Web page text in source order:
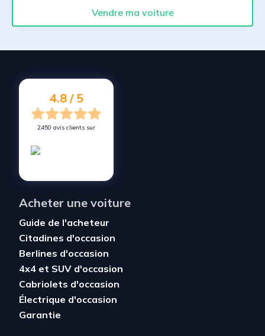
Vendre ma voiture
4.8 / 5
2450 avis clients sur
Acheter une voiture
Guide de l'acheteur
Citadines d'occasion
Berlines d'occasion
4x4 et SUV d'occasion
Cabriolets d'occasion
Électrique d'occasion
Garantie